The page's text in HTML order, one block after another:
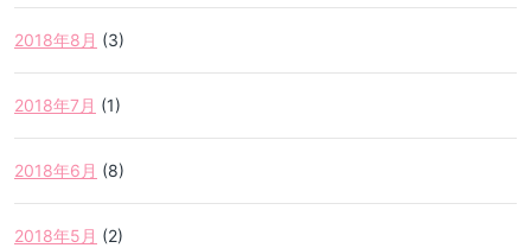
2018年8月 (3)
2018年7月 (1)
2018年6月 (8)
2018年5月 (2)